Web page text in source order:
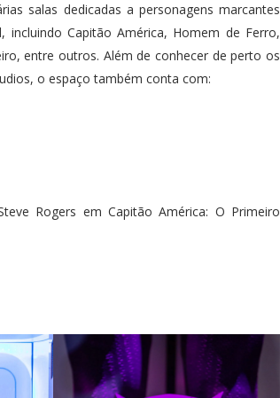
salas dedicadas a personagens marcantes
Capitão América, Homem de Ferro,
entre outros. Além de conhecer de perto os
o espaço também conta com:
Rogers em Capitão América: O Primeiro